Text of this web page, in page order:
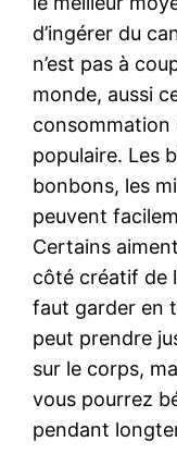
d’ingérer du
n’est pas à
monde, aussi
consommation
populaire. Les
bonbons, les
peuvent
Certains
côté créatif de
faut garder en
peut prendre
sur le corps,
vous pourrez
pendant